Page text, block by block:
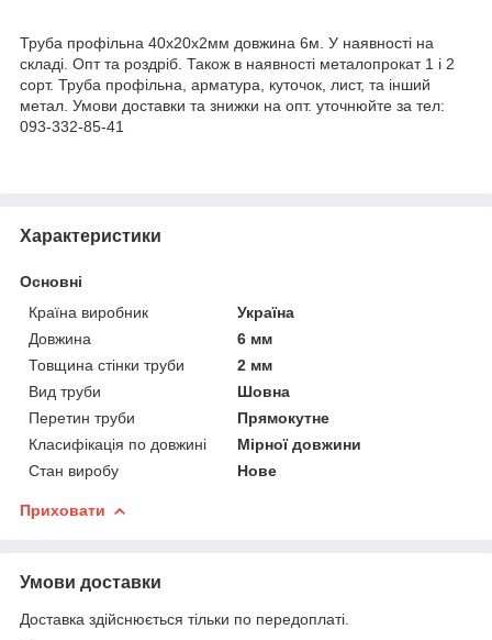
Труба профільна 40х20х2мм довжина 6м. У наявності на
складі. Опт та роздріб. Також в наявності металопрокат 1 і 2
сорт. Труба профільна, арматура, куточок, лист, та інший
метал. Умови доставки та знижки на опт. уточнюйте за тел:
093-332-85-41
Характеристики
Основні
Країна виробник
Україна
Довжина
6 мм
Товщина стінки труби
2 мм
Вид труби
Шовна
Перетин труби
Прямокутне
Класифікація по довжині
Мірної довжини
Стан виробу
Нове
Приховати
Умови доставки
Доставка здійснюється тільки по передоплаті.